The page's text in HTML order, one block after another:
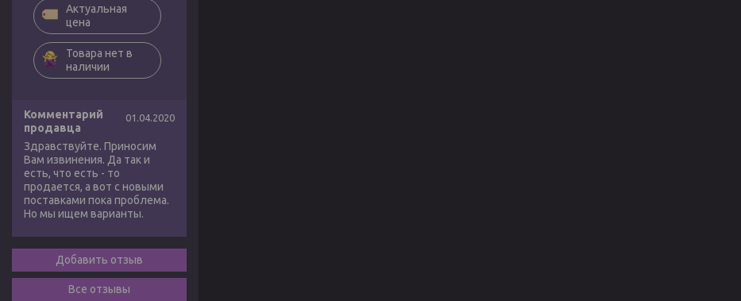
Актуальная
цена
Товара нет в
наличии
Комментарий
продавца
01.04.2020
Здравствуйте. Приносим
Вам извинения. Да так и
есть, что есть - то
продается, а вот с новыми
поставками пока проблема.
Но мы ищем варианты.
Добавить отзыв
Все отзывы